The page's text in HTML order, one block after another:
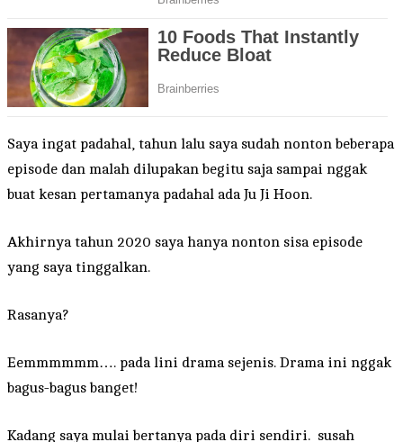
Saya ingat padahal, tahun lalu saya sudah nonton beberapa
episode dan malah dilupakan begitu saja sampai nggak
buat kesan pertamanya padahal ada Ju Ji Hoon.
Akhirnya tahun 2020 saya hanya nonton sisa episode
yang saya tinggalkan.
Rasanya?
Eemmmmmm…. pada lini drama sejenis. Drama ini nggak
bagus-bagus banget!
Kadang saya mulai bertanya pada diri sendiri. susah